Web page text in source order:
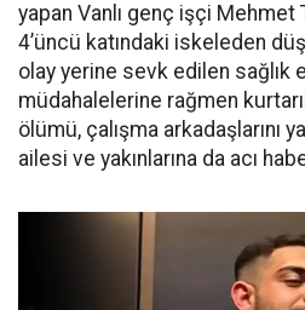
yapan Vanlı genç işçi Mehmet
4’üncü katındaki iskeleden
olay yerine sevk edilen sağlık
müdahalelerine rağmen
ölümü, çalışma arkadaşlarını
ailesi ve yakınlarına da acı